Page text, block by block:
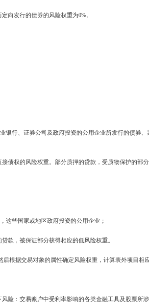
向发行的债券的风险权重为0%。
银行、证券公司及政府投资的公用企业所发行的债券
权的风险权重。部分质押的贷款，受质物保护的部
这些国家或地区政府投资的公用企业；
款，被保证部分获得相应的低风险权重。
后根据交易对象的属性确定风险权重，计算表外项目相
：交易账户中受利率影响的各类金融工具及股票所